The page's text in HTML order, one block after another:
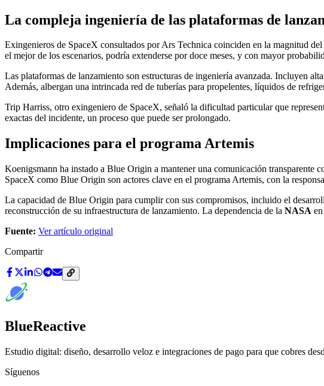
La compleja ingeniería de las plataformas de
Exingenieros de SpaceX consultados por Ars Technica coinciden en la magnitud
el mejor de los escenarios, podría extenderse por doce meses, y con mayor
Las plataformas de lanzamiento son estructuras de ingeniería avanzada. Incluyen
Además, albergan una intrincada red de tuberías para propelentes, líquidos de
Trip Harriss, otro exingeniero de SpaceX, señaló la dificultad particular que
exactas del incidente, un proceso que puede ser prolongado.
Implicaciones para el programa Artemis
Koenigsmann ha instado a Blue Origin a mantener una comunicación transparente
SpaceX como Blue Origin son actores clave en el programa Artemis, con la
La capacidad de Blue Origin para cumplir con sus compromisos, incluido el
reconstrucción de su infraestructura de lanzamiento. La dependencia de la NASA
Fuente: Ver artículo original
Compartir
BlueReactive
Estudio digital: diseño, desarrollo veloz e integraciones de pago para que cobres
Síguenos